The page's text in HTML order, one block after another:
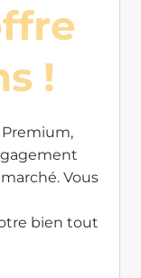
!
Vous
bien tout